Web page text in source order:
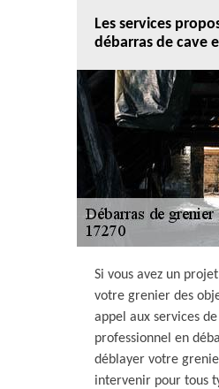
Les services
débarras de cave
Si vous avez un
votre grenier des
appel aux services
professionnel en
déblayer votre
intervenir pour tous